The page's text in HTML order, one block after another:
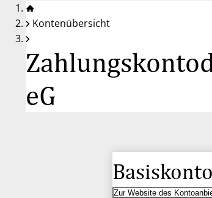
Kontenübersicht
eG
Basiskonto
Zur Website des